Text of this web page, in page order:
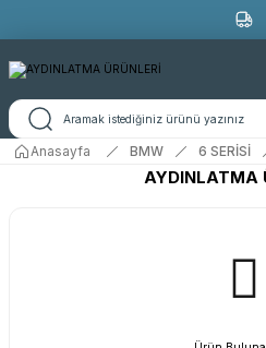
Anasayfa BMW 6 SERİSİ
AYDINLATMA